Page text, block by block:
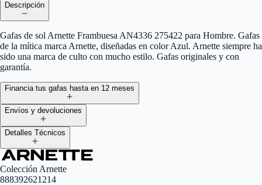
Descripción
Gafas de sol Arnette Frambuesa AN4336 275422 para Hombre. Gafas
de la mítica marca Arnette, diseñadas en color Azul. Arnette siempre ha
sido una marca de culto con mucho estilo. Gafas originales y con
garantía.
Financia tus gafas hasta en 12 meses
Envíos y devoluciones
Detalles Técnicos
Colección Arnette
888392621214